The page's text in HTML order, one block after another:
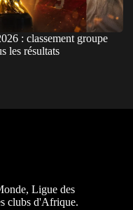
: classement groupe
les résultats
Ligue des
clubs d'Afrique.